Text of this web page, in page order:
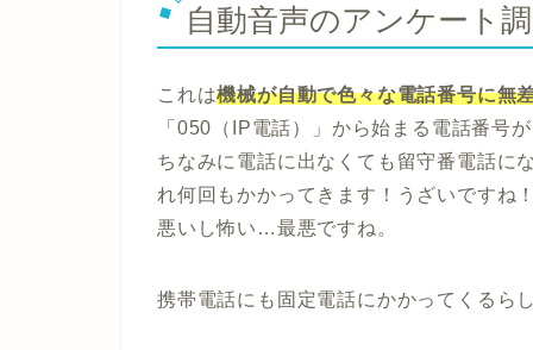
自動音声のアンケート
これは機械が自動で色々な電話番号に無
「050（IP電話）」から始まる電話番号
ちなみに電話に出なくても留守番電話に
れ何回もかかってきます！うざいですね
悪いし怖い…最悪ですね。
携帯電話にも固定電話にかかってくるら